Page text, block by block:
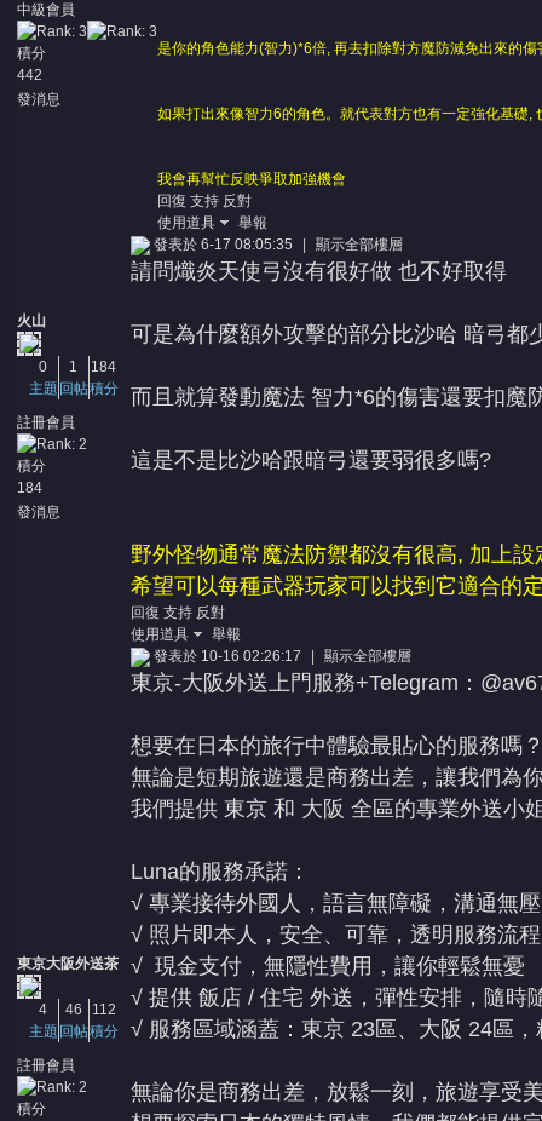
中級會員
積分
442
發消息
是你的角色能力(智力)*6倍, 再去扣除對方魔防減免出來的傷
如果打出來像智力6的角色。 就代表對方也有一定強化基礎,
我會再幫忙反映爭取加強機會
回復 支持 反對
使用道具
舉報
火山
0
主題
1
回帖
184
積分
註冊會員
積分
184
發消息
發表於 6-17 08:05:35 顯示全部樓層
請問熾炎天使弓沒有很好做 也不好取得
可是為什麼額外攻擊的部分比沙哈 暗弓都
而且就算發動魔法 智力*6的傷害還要扣魔
這是不是比沙哈跟暗弓還要弱很多嗎?
野外怪物通常魔法防禦都沒有很高, 加上
希望可以每種武器玩家可以找到它適合的
回復 支持 反對
使用道具
舉報
東京大阪外送茶
4
主題
46
回帖
112
積分
註冊會員
積分
發表於 10-16 02:26:17 顯示全部樓層
東京-大阪外送上門服務+Telegram：
想要在日本的旅行中體驗最貼心的服務嗎
無論是短期旅遊還是商務出差，讓我們為
我們提供 東京 和 大阪 全區的專業外送小
Luna的服務承諾：
√ 專業接待外國人，語言無障礙，溝通無
√ 照片即本人，安全、可靠，透明服務流程
√ 現金支付，無隱性費用，讓你輕鬆無憂
√ 提供 飯店 / 住宅 外送，彈性安排，隨時
√ 服務區域涵蓋：東京 23區、大阪 24區，
無論你是商務出差，放鬆一刻，旅遊享受